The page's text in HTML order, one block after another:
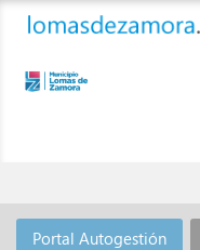
Portal Autogestión